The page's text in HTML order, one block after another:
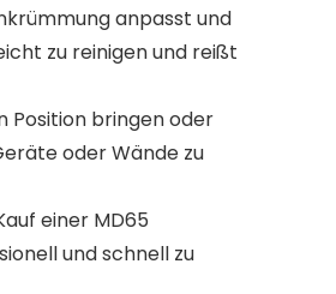
anpasst und
zu reinigen und reißt
Position bringen oder
oder Wände zu
einer MD65
und schnell zu